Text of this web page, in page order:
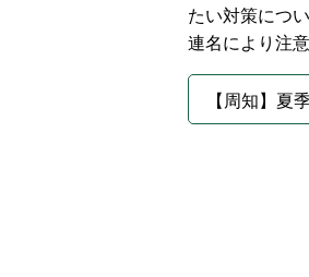
たい対策につ
連名により注
【周知】夏